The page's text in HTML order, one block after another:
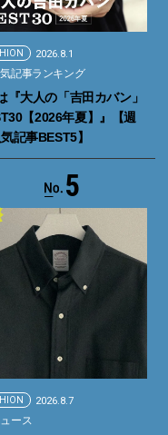
2026.8.1
気記事ランキング
『大人の「吉田カバン」
【2026年夏】』【週
記事BEST5】
5
2026.8.7
ース